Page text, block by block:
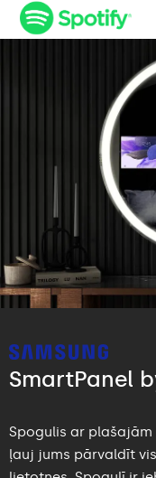
SmartPanel
Spogulis ar plašajām
ļauj jums pārvaldīt